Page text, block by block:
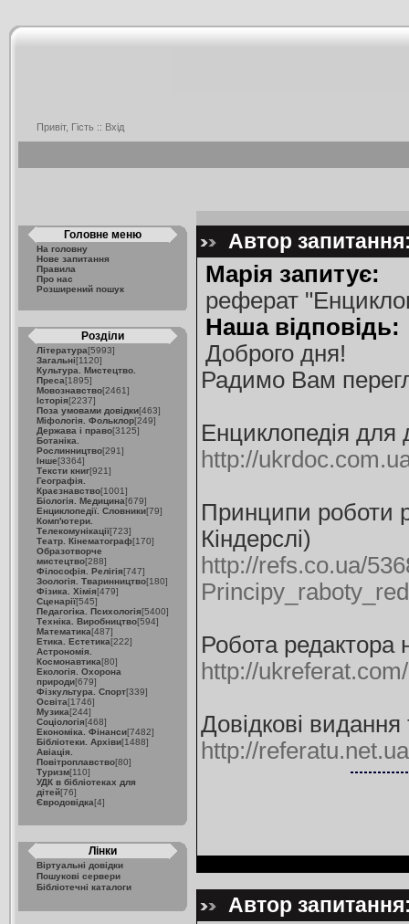
Привіт, Гість :: Вхід
Головне меню
На головну
Нове запитання
Правила
Про нас
Розширений пошук
Розділи
Література[5993]
Загальні[1120]
Культура. Мистецтво.
Преса[1895]
Мовознавство[2461]
Історія[2237]
Поза умовами довідки[463]
Міфологія. Фольклор[249]
Держава і право[3125]
Ботаніка.
Рослинництво[291]
Інше[3364]
Тексти книг[921]
Географія.
Краєзнавство[1001]
Біологія. Медицина[679]
Енциклопедії. Словники[79]
Комп'ютери.
Телекомунікації[723]
Театр. Кінематограф[170]
Образотворче
мистецтво[288]
Філософія. Релігія[747]
Зоологія. Тваринництво[180]
Фізика. Хімія[479]
Сценарії[545]
Педагогіка. Психологія[5400]
Техніка. Виробництво[594]
Математика[487]
Етика. Естетика[222]
Астрономія.
Космонавтика[80]
Екологія. Охорона
природи[679]
Фізкультура. Спорт[339]
Освіта[1746]
Музика[244]
Соціологія[468]
Економіка. Фінанси[7482]
Бібліотеки. Архіви[1488]
Авіація.
Повітроплавство[80]
Туризм[110]
УДК в бібліотеках для
дітей[76]
Євродовідка[4]
Лінки
Віртуальні довідки
Пошукові сервери
Бібліотечні каталоги
Автор
Марія запитує:
реферат
Наша відповідь:
Доброго дня!
Радимо Вам
Енциклопедія для
http://
Принципи роботи
Кіндерслі)
http://refs.co.ua/
Робота редактора
http://
Довідкові видання
http://
Автор